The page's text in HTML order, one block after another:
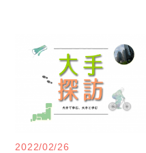
2022/02/26